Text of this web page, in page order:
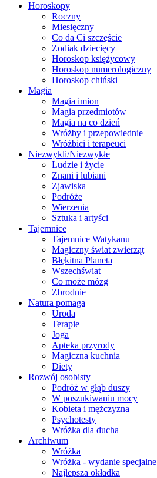
Horoskopy
Roczny
Miesięczny
Co da Ci szczęście
Zodiak dziecięcy
Horoskop księżycowy
Horoskop numerologiczny
Horoskop chiński
Magia
Magia imion
Magia przedmiotów
Magia na co dzień
Wróżby i przepowiednie
Wróżbici i terapeuci
Niezwykli/Niezwykłe
Ludzie i życie
Znani i lubiani
Zjawiska
Podróże
Wierzenia
Sztuka i artyści
Tajemnice
Tajemnice Watykanu
Magiczny świat zwierząt
Błękitna Planeta
Wszechświat
Co może mózg
Zbrodnie
Natura pomaga
Uroda
Terapie
Joga
Apteka przyrody
Magiczna kuchnia
Diety
Rozwój osobisty
Podróż w głąb duszy
W poszukiwaniu mocy
Kobieta i mężczyzna
Psychotesty
Wróżka dla ducha
Archiwum
Wróżka
Wróżka - wydanie specjalne
Najlepsza okładka